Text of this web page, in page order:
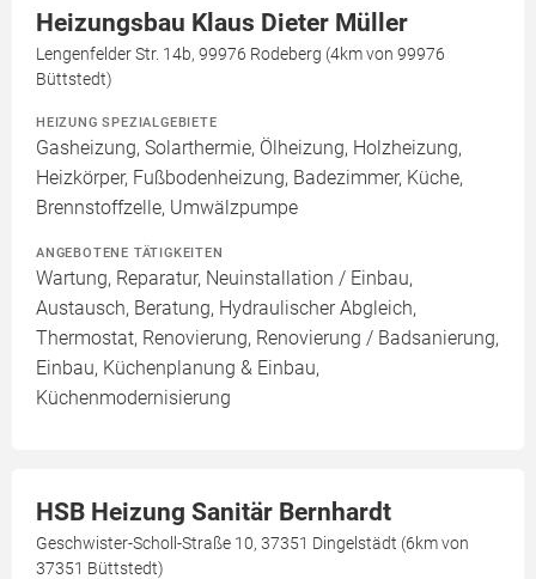
Heizungsbau Klaus Dieter Müller
Lengenfelder Str. 14b, 99976 Rodeberg (4km von 99976
Büttstedt)
HEIZUNG SPEZIALGEBIETE
Gasheizung, Solarthermie, Ölheizung, Holzheizung,
Heizkörper, Fußbodenheizung, Badezimmer, Küche,
Brennstoffzelle, Umwälzpumpe
ANGEBOTENE TÄTIGKEITEN
Wartung, Reparatur, Neuinstallation / Einbau,
Austausch, Beratung, Hydraulischer Abgleich,
Thermostat, Renovierung, Renovierung / Badsanierung,
Einbau, Küchenplanung & Einbau,
Küchenmodernisierung
HSB Heizung Sanitär Bernhardt
Geschwister-Scholl-Straße 10, 37351 Dingelstädt (6km von
37351 Büttstedt)